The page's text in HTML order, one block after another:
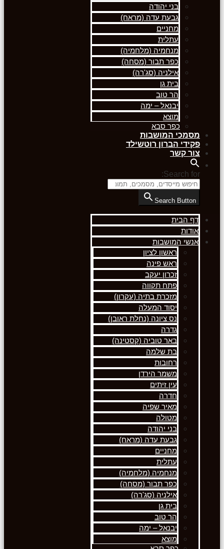
בני יהודה
גבעת עדה (מראח)
מחניים
עתלית
מנחמיה (מלחמיה)
כפר תבור (מסחה)
אילניה (סג'רה)
בית גן
הר טוב
יבנאל – ימה
מוצא
כפר סבא
מסמכי המושבות
פקידי הברון רוטשילד
צור קשר
Search for:
Search Button
דף הבית
אודות
אנשי המושבות
ראשון לציון
ראש פינה
זכרון יעקב
פתח תקווה
מזכרת בתיה (עקרון)
יסוד המעלה
נס ציונה (נחלת ראובן)
גדרה
באר טוביה (קסטינה)
בת שלמה
רחובות
משמר הירדן
עין זיתים
חדרה
מאיר שפיה
מטולה
בני יהודה
גבעת עדה (מראח)
מחניים
עתלית
מנחמיה (מלחמיה)
כפר תבור (מסחה)
אילניה (סג'רה)
בית גן
הר טוב
יבנאל – ימה
מוצא